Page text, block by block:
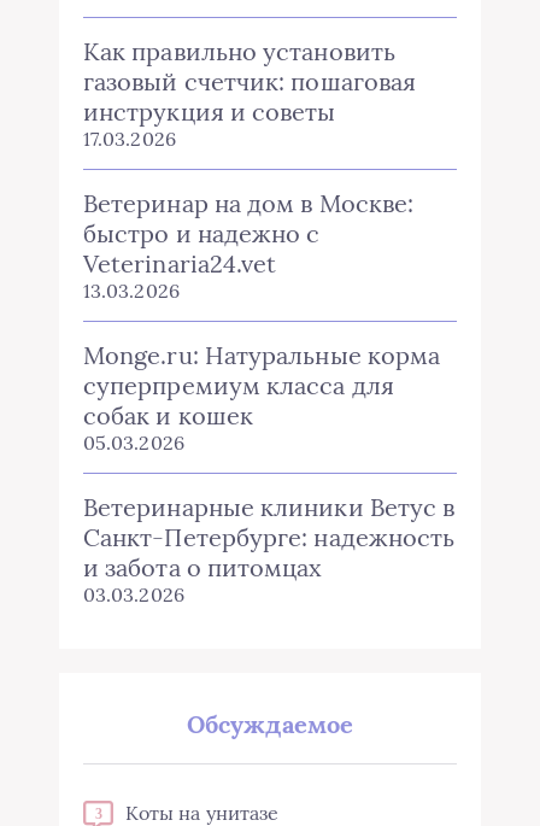
Как правильно установить
газовый счетчик: пошаговая
инструкция и советы
17.03.2026
Ветеринар на дом в Москве:
быстро и надежно с
Veterinaria24.vet
13.03.2026
Monge.ru: Натуральные корма
суперпремиум класса для
собак и кошек
05.03.2026
Ветеринарные клиники Ветус в
Санкт-Петербурге: надежность
и забота о питомцах
03.03.2026
Обсуждаемое
3 Коты на унитазе